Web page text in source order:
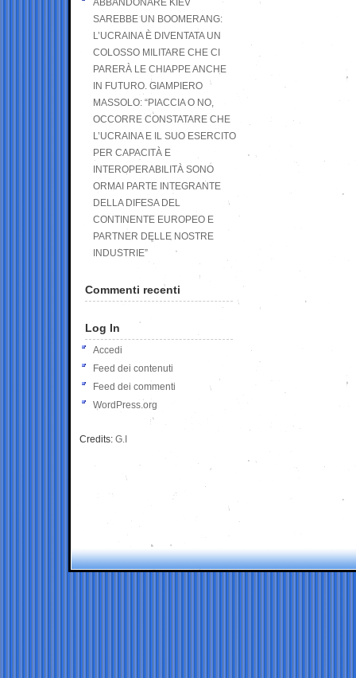
ABBANDONARE KIEV
SAREBBE UN BOOMERANG:
L’UCRAINA È DIVENTATA UN
COLOSSO MILITARE CHE CI
PARERÀ LE CHIAPPE ANCHE
IN FUTURO. GIAMPIERO
MASSOLO: “PIACCIA O NO,
OCCORRE CONSTATARE CHE
L’UCRAINA E IL SUO ESERCITO
PER CAPACITÀ E
INTEROPERABILITÀ SONO
ORMAI PARTE INTEGRANTE
DELLA DIFESA DEL
CONTINENTE EUROPEO E
PARTNER DELLE NOSTRE
INDUSTRIE”
Commenti recenti
Log In
Accedi
Feed dei contenuti
Feed dei commenti
WordPress.org
Credits: G.I